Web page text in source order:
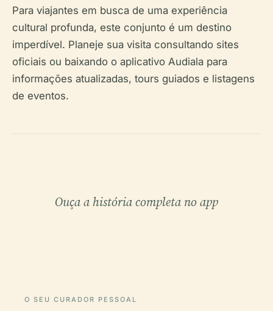
Para viajantes em busca de uma experiência
cultural profunda, este conjunto é um destino
imperdível. Planeje sua visita consultando sites
oficiais ou baixando o aplicativo Audiala para
informações atualizadas, tours guiados e listagens
de eventos.
Ouça a história completa no app
O SEU CURADOR PESSOAL